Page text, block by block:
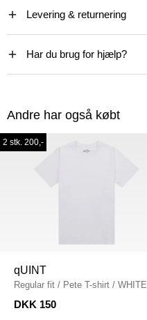
Levering & returnering
Har du brug for hjælp?
Andre har også købt
2 stk. 200,-
qUINT
Regular fit / Pete T-shirt / WHITE
DKK 150